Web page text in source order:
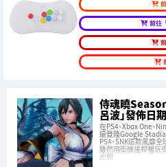
前往
侍魂曉
呂波」發佈日
在PS4、Xbox One、
還登陸Google Stadia
PS4，SNK這款風靡全
雖然用街機搖桿暢玩
也別